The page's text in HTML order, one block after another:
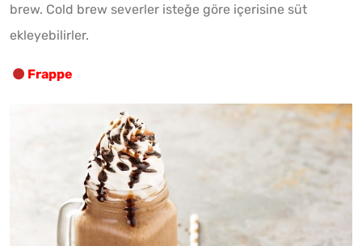
brew. Cold brew severler isteğe göre içerisine süt
ekleyebilirler.
Frappe